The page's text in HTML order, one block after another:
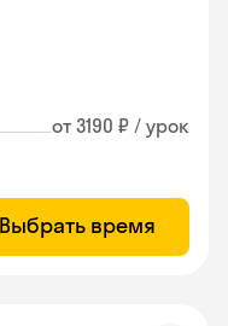
от 3190 ₽ / урок
Выбрать время